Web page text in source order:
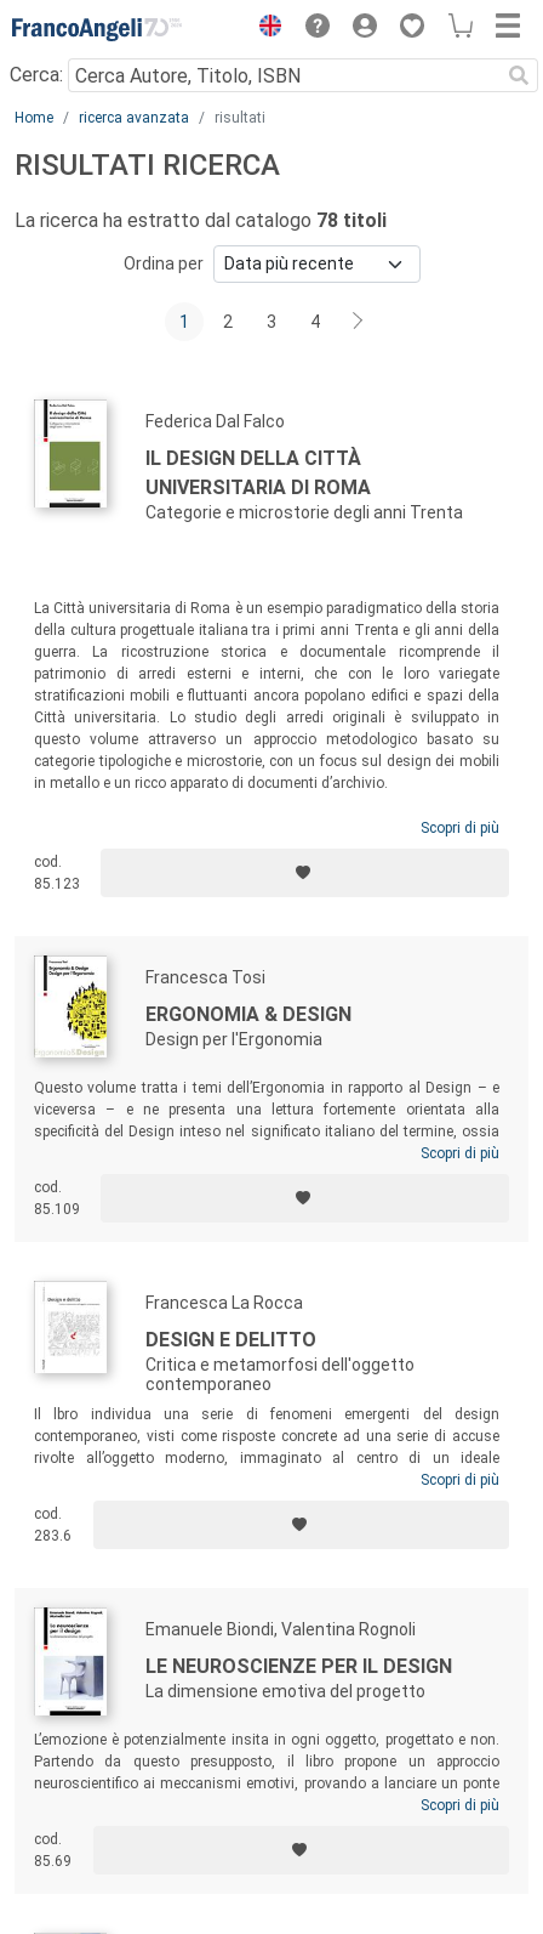
Menu
Cerca:
Main content
Home ricerca avanzata risultati
RISULTATI RICERCA
La ricerca ha estratto dal catalogo 78 titoli
Ordina per
1 2 3 4
Federica Dal Falco
IL DESIGN DELLA CITTÀ
UNIVERSITARIA DI ROMA
Categorie e microstorie degli anni Trenta
La Città universitaria di Roma è un esempio paradigmatico della storia
della cultura progettuale italiana tra i primi anni Trenta e gli anni della
guerra. La ricostruzione storica e documentale ricomprende il
patrimonio di arredi esterni e interni, che con le loro variegate
stratificazioni mobili e fluttuanti ancora popolano edifici e spazi della
Città universitaria. Lo studio degli arredi originali è sviluppato in
questo volume attraverso un approccio metodologico basato su
categorie tipologiche e microstorie, con un focus sul design dei mobili
in metallo e un ricco apparato di documenti d’archivio.
Scopri di più
cod.
85.123
Francesca Tosi
ERGONOMIA & DESIGN
Design per l'Ergonomia
Questo volume tratta i temi dell’Ergonomia in rapporto al Design – e
viceversa – e ne presenta una lettura fortemente orientata alla
specificità del Design inteso nel significato italiano del termine, ossia
nelle sue diverse declinazioni di Design del prodotto (fisico e virtuale),
progettuale di conoscenze e competenze umanistiche, artistiche,
tecnologiche e delle scienze sociali.
Scopri di più
cod.
85.109
Francesca La Rocca
DESIGN E DELITTO
Critica e metamorfosi dell'oggetto
contemporaneo
Il lbro individua una serie di fenomeni emergenti del design
contemporaneo, visti come risposte concrete ad una serie di accuse
rivolte all’oggetto moderno, immaginato al centro di un ideale
"processo". Ripercorre la profonda metamorfosi che ha investito
in rapporto all’innovazione tecnologica, alla questione ambientale,
all’immaginario della scienza e dell’arte. Per scoprire, infine, qual è
Scopri di più
cod.
283.6
Emanuele Biondi, Valentina Rognoli
LE NEUROSCIENZE PER IL DESIGN
La dimensione emotiva del progetto
L’emozione è potenzialmente insita in ogni oggetto, progettato e non.
Partendo da questo presupposto, il libro propone un approccio
neuroscientifico ai meccanismi emotivi, provando a lanciare un ponte
tra le neuroscienze e il design. Un testo fondamentale per chi, designer
diffusione della cultura del progetto, soprattutto nella sua
imprescindibile dimensione di reciproco scambio e politecnico dialogo
Scopri di più
cod.
85.69